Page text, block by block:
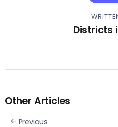
Districts
Other Articles
Previous